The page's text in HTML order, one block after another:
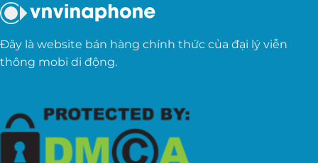
Đây là website bán hàng chính thức của đại lý viễn
thông mobi di động.